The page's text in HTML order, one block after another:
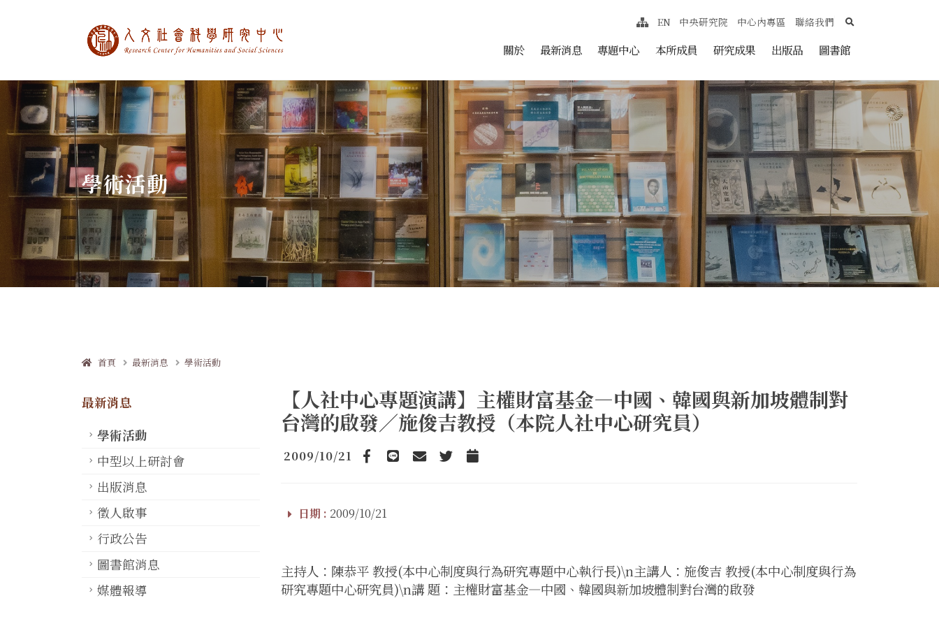
中央研究院人文社會科學研究中心 跳至中央區塊/Main Content
關於 最新消息 專題中心 本所成員 研究成果 出版品 圖書館
網站導覽
EN 中央研究院 中心內專區 聯絡我們 search
學術活動
首頁 最新消息 學術活動
最新消息
學術活動
中型以上研討會
出版消息
徵人啟事
行政公告
圖書館消息
媒體報導
【人社中心專題演講】主權財富基金—中國、韓國與新加坡體制對
台灣的啟發／施俊吉教授（本院人社中心研究員）
2009/10/21
Facebook
line emailTwitterAdd to Calendar
日期 : 2009/10/21
主持人：陳恭平 教授(本中心制度與行為研究專題中心執行長)\n主講人：施俊吉 教授(本中心制度與行為
研究專題中心研究員)\n講 題：主權財富基金—中國、韓國與新加坡體制對台灣的啟發